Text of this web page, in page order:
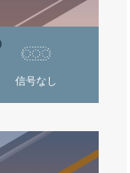
信号なし